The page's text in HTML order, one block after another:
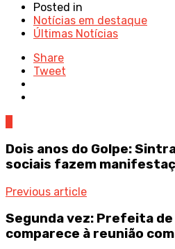
Posted in
Notícias em destaque
Últimas Notícias
Share
Tweet
Dois anos do Golpe:
sociais fazem
Previous article
Segunda vez: Prefeita de
comparece à reunião